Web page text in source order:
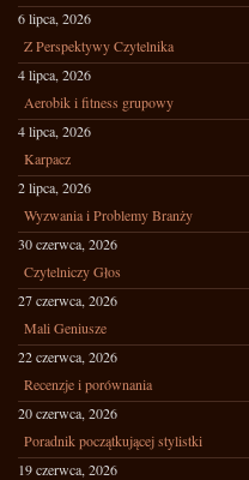
6 lipca, 2026
Z Perspektywy Czytelnika
4 lipca, 2026
Aerobik i fitness grupowy
4 lipca, 2026
Karpacz
2 lipca, 2026
Wyzwania i Problemy Branży
30 czerwca, 2026
Czytelniczy Głos
27 czerwca, 2026
Mali Geniusze
22 czerwca, 2026
Recenzje i porównania
20 czerwca, 2026
Poradnik początkującej stylistki
19 czerwca, 2026